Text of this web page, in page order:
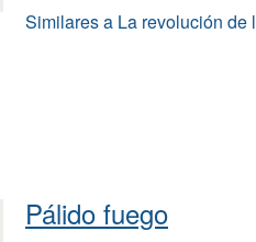
Similares a La revolución de
Pálido fuego